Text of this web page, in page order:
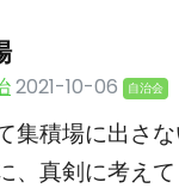
2021-10-06 自治会
集積場に出さ
、真剣に考え